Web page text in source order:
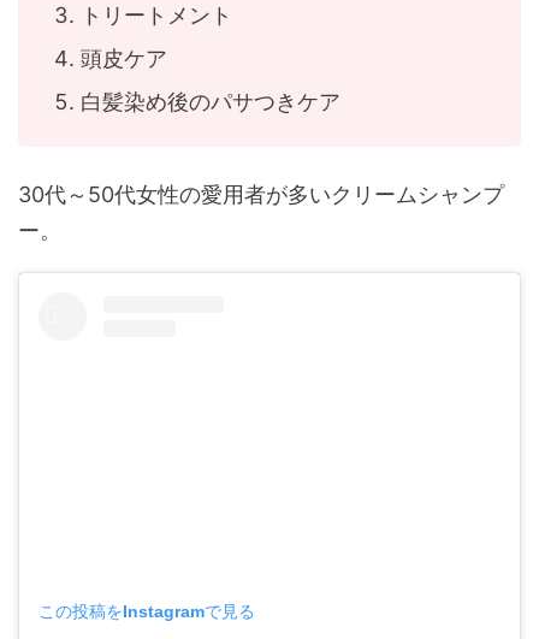
トリートメント
頭皮ケア
白髪染め後のパサつきケア
30代～50代女性の愛用者が多いクリームシャンプ
ー。
この投稿をInstagramで見る